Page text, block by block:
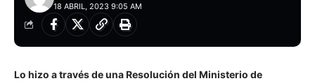
18 ABRIL, 2023 9:05 AM
Lo hizo a través de una Resolución del Ministerio de